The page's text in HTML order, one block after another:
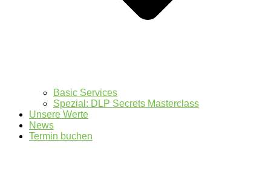
Basic Services
Spezial: DLP Secrets Masterclass
Unsere Werte
News
Termin buchen